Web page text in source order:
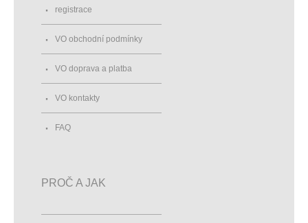
registrace
VO obchodní podmínky
VO doprava a platba
VO kontakty
FAQ
PROČ A JAK